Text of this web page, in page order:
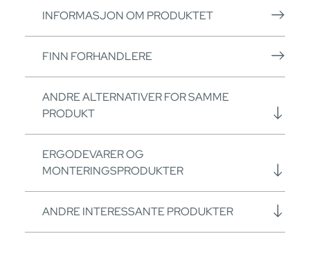
INFORMASJON OM PRODUKTET
FINN FORHANDLERE
ANDRE ALTERNATIVER FOR SAMME
PRODUKT
ERGODEVARER OG
MONTERINGSPRODUKTER
ANDRE INTERESSANTE PRODUKTER